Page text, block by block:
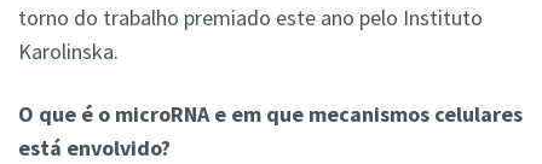
torno do trabalho premiado este ano pelo Instituto
Karolinska.
O que é o microRNA e em que mecanismos celulares
está envolvido?